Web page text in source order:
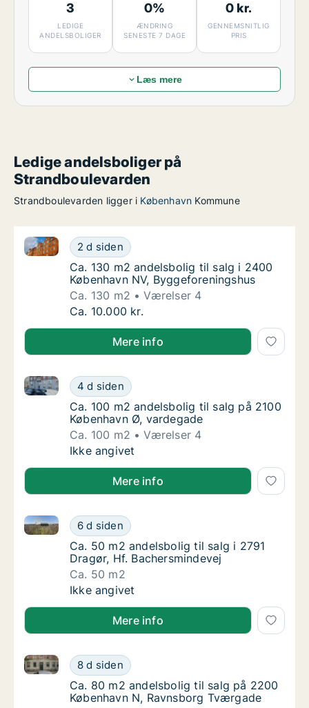
3
LEDIGE
ANDELSBOLIGER
0%
ÆNDRING
SENESTE 7 DAGE
0 kr.
GENNEMSNITLIG
PRIS
Læs mere
Ledige andelsboliger på
Strandboulevarden
Strandboulevarden ligger i København Kommune
Ca. 130 m2 andelsbolig til salg i 2400
2 d siden
Ca. 130 m2 andelsbolig til salg i 2400 København
Ca. 130 m2 andelsbolig til salg i 2400
Ca. 130 m2 andelsbolig til salg i 2400
København NV, Byggeforeningshus
Ca. 130 m2
Værelser 4
Ca. 130 m2 andelsbolig til salg i 2400
Ca. 10.000 kr.
Mere info
Ca. 100 m2 andelsbolig til salg på 2100
4 d siden
Ca. 100 m2 andelsbolig til salg på 2100 København
Ca. 100 m2 andelsbolig til salg på 2100
Ca. 100 m2 andelsbolig til salg på 2100
København Ø, vardegade
Ca. 100 m2
Værelser 4
Ca. 100 m2 andelsbolig til salg på 2100
Ikke angivet
Mere info
Ca. 50 m2 andelsbolig til salg i 2791
6 d siden
Ca. 50 m2 andelsbolig til salg i 2791 Dragør, Hf.
Ca. 50 m2 andelsbolig til salg i 2791
Ca. 50 m2 andelsbolig til salg i 2791
Dragør, Hf. Bachersmindevej
Ca. 50 m2
Ca. 50 m2 andelsbolig til salg i 2791
Ikke angivet
Mere info
Ca. 80 m2 andelsbolig til salg på 2200
8 d siden
Ca. 80 m2 andelsbolig til salg på 2200 København
Ca. 80 m2 andelsbolig til salg på 2200
Ca. 80 m2 andelsbolig til salg på 2200
København N, Ravnsborg Tværgade